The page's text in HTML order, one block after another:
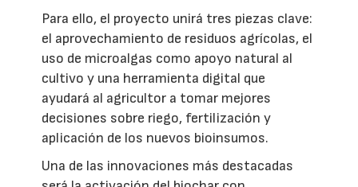
Para ello, el proyecto unirá tres piezas clave:
el aprovechamiento de residuos agrícolas, el
uso de microalgas como apoyo natural al
cultivo y una herramienta digital que
ayudará al agricultor a tomar mejores
decisiones sobre riego, fertilización y
aplicación de los nuevos bioinsumos.
Una de las innovaciones más destacadas